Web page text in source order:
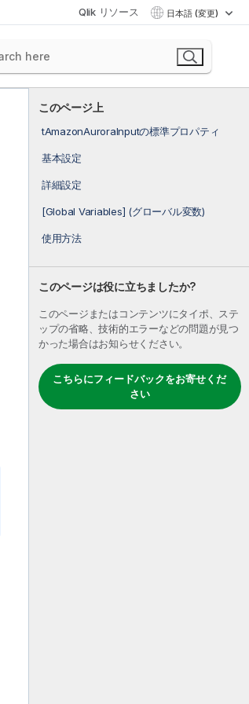
Qlik リソース 日本語 (変更)
このページ上
tAmazonAuroraInputの標準プロパティ
基本設定
詳細設定
[Global Variables] (グローバル変数)
使用方法
このページは役に立ちましたか?
このページまたはコンテンツにタイポ、ステ
ップの省略、技術的エラーなどの問題が見つ
かった場合はお知らせください。
こちらにフィードバックをお寄せくだ
さい